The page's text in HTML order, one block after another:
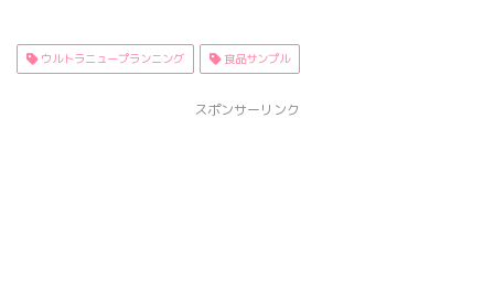
ウルトラニュープランニング 食品サンプル
スポンサーリンク